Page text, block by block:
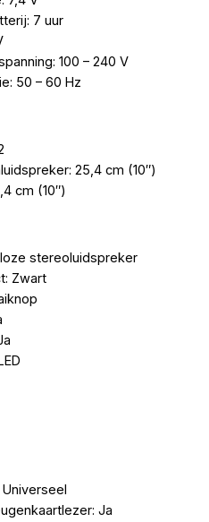
7 uur
100 – 240 V
50 – 60 Hz
25,4 cm (10″)
cm (10″)
stereoluidspreker
Zwart
Ja